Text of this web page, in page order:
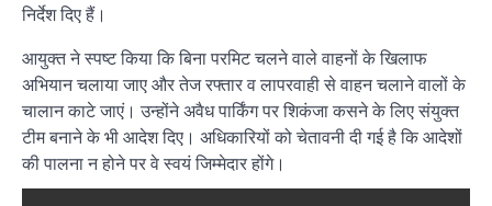
निर्देश दिए हैं।
आयुक्त ने स्पष्ट किया कि बिना परमिट चलने वाले वाहनों के खिलाफ
अभियान चलाया जाए और तेज रफ्तार व लापरवाही से वाहन चलाने वालों के
चालान काटे जाएं। उन्होंने अवैध पार्किंग पर शिकंजा कसने के लिए संयुक्त
टीम बनाने के भी आदेश दिए। अधिकारियों को चेतावनी दी गई है कि आदेशों
की पालना न होने पर वे स्वयं जिम्मेदार होंगे।